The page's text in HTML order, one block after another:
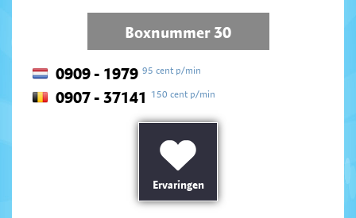
Boxnummer 30
0909 - 1979 95 cent p/min
0907 - 37141 150 cent p/min
Ervaringen